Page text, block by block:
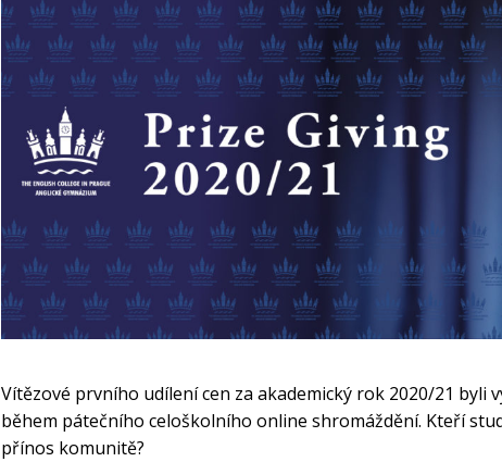
Vítězové prvního udílení cen za akademický rok 2020/21 byli
během pátečního celoškolního online shromáždění. Kteří
přínos komunitě?